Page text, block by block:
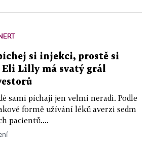
si injekci, prostě si
Eli Lilly má svatý grál
sami píchají jen velmi neradi. Podle
formě užívání léků averzi sedm
pacientů....